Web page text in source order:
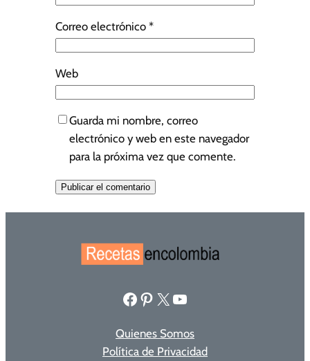
Correo electrónico *
Web
Guarda mi nombre, correo
electrónico y web en este navegador
para la próxima vez que comente.
Facebook Pinterest X YouTube
Quienes Somos
Política de Privacidad